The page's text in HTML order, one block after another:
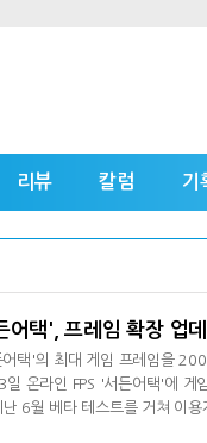
리뷰 칼럼 기
어택', 프레임 확장 업
택'의 최대 게임 프레임을
일 온라인 FPS '서든어택'에 게
6월 베타 테스트를 거쳐 이